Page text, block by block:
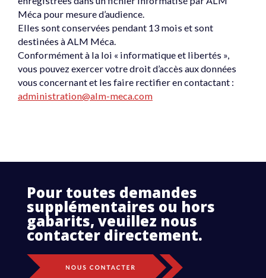
Méca pour mesure d’audience.
Elles sont conservées pendant 13 mois et sont
destinées à ALM Méca.
Conformément à la loi « informatique et libertés »,
vous pouvez exercer votre droit d’accès aux données
vous concernant et les faire rectifier en contactant :
administration@alm-meca.com
Pour toutes demandes
supplémentaires ou hors
gabarits, veuillez nous
contacter directement.